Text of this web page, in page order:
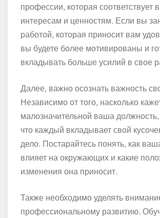
профессии, которая соответствует
интересам и ценностям. Если вы
работой, которая приносит вам
вы будете более мотивированы и
вкладывать больше усилий в свое
Далее, важно осознать важность
Независимо от того, насколько
малозначительной ваша
что каждый вкладывает свой
дело. Постарайтесь понять, как
влияет на окружающих и какие
изменения она приносит.
Также необходимо уделять
профессиональному развитию.